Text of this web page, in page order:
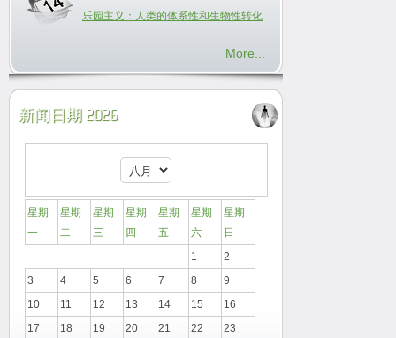
乐园主义：人类的体系性和生物性转化
More...
新闻日期 2026
星期
一
星期
二
星期
三
星期
四
星期
五
星期
六
星期
日
1
2
3
4 5 6 7 8
9
10
11 12 13 14 15
16
17
18 19 20 21 22
23